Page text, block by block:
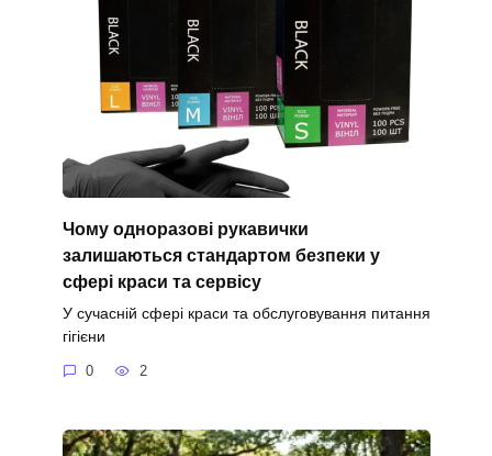
Чому одноразові рукавички
залишаються стандартом безпеки у
сфері краси та сервісу
У сучасній сфері краси та обслуговування питання
гігієни
0 2